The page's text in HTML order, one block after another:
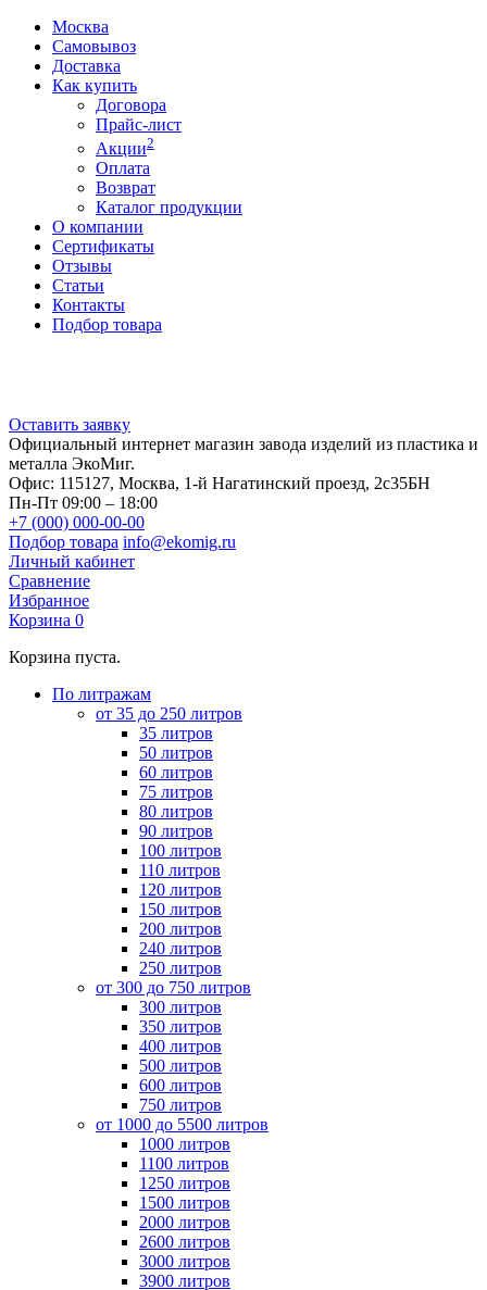
Москва
Самовывоз
Доставка
Как купить
Договора
Прайс-лист
Акции2
Оплата
Возврат
Каталог продукции
О компании
Сертификаты
Отзывы
Статьи
Контакты
Подбор товара
Оставить заявку
Официальный интернет магазин завода изделий из пластика и
металла ЭкоМиг.
Офис: 115127, Москва, 1-й Нагатинский проезд, 2с35БН
Пн-Пт 09:00 – 18:00
+7 (000) 000-00-00
Подбор товара info@ekomig.ru
Личный кабинет
Сравнение
Избранное
Корзина 0
Корзина пуста.
По литражам
от 35 до 250 литров
35 литров
50 литров
60 литров
75 литров
80 литров
90 литров
100 литров
110 литров
120 литров
150 литров
200 литров
240 литров
250 литров
от 300 до 750 литров
300 литров
350 литров
400 литров
500 литров
600 литров
750 литров
от 1000 до 5500 литров
1000 литров
1100 литров
1250 литров
1500 литров
2000 литров
2600 литров
3000 литров
3900 литров